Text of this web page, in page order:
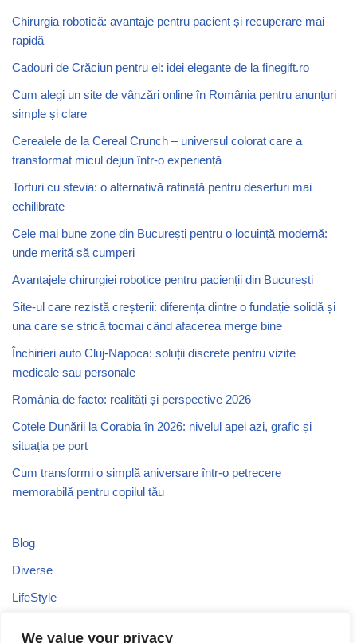
We value your privacy
Chirurgia robotică: avantaje pentru pacient și recuperare mai
rapidă
Cadouri de Crăciun pentru el: idei elegante de la finegift.ro
Cum alegi un site de vânzări online în România pentru anunțuri
simple și clare
Cerealele de la Cereal Crunch – universul colorat care a
transformat micul dejun într-o experiență
Torturi cu stevia: o alternativă rafinată pentru deserturi mai
echilibrate
Cele mai bune zone din București pentru o locuință modernă:
unde merită să cumperi
Avantajele chirurgiei robotice pentru pacienții din București
Site-ul care rezistă creșterii: diferența dintre o fundație solidă și
una care se strică tocmai când afacerea merge bine
Închirieri auto Cluj-Napoca: soluții discrete pentru vizite
medicale sau personale
România de facto: realități și perspective 2026
Cotele Dunării la Corabia în 2026: nivelul apei azi, grafic și
situația pe port
Cum transformi o simplă aniversare într-o petrecere
memorabilă pentru copilul tău
Blog
Diverse
LifeStyle